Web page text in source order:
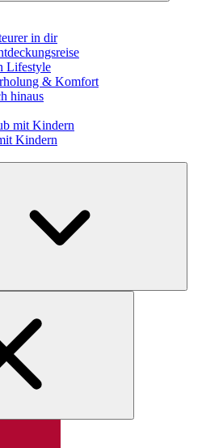
in dir
Lifestyle
& Komfort
hinaus
mit Kindern
Kindern